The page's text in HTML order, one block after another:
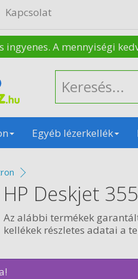
Kapcsolat
ingyenes. A mennyiségi
Egyéb lézerkellék
HP Deskjet
Az alábbi termékek
kellékek részletes adatai a